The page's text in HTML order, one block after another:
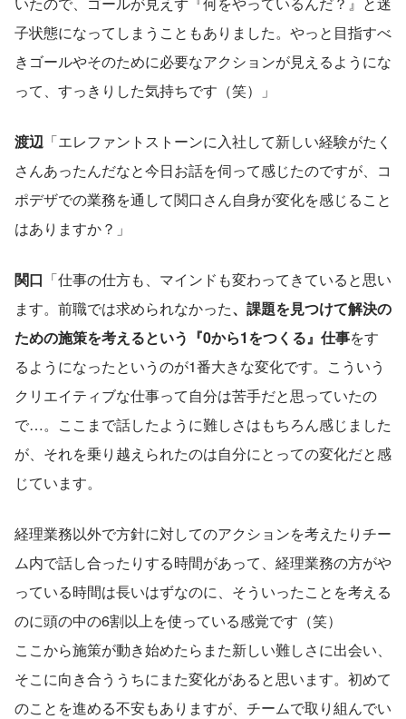
子状態になってしまうこともありました。やっと目指すべ
きゴールやそのために必要なアクションが見えるようにな
って、すっきりした気持ちです（笑）」
渡辺 「エレファントストーンに入社して新しい経験がたく
さんあったんだなと今日お話を伺って感じたのですが、コ
ポデザでの業務を通して関口さん自身が変化を感じること
はありますか？」
関口 「仕事の仕方も、マインドも変わってきていると思い
ます。前職では求められなかった、課題を見つけて解決の
ための施策を考えるという『0から1をつくる』仕事をす
るようになったというのが1番大きな変化です。こういう
クリエイティブな仕事って自分は苦手だと思っていたの
で…。ここまで話したように難しさはもちろん感じました
が、それを乗り越えられたのは自分にとっての変化だと感
じています。
経理業務以外で方針に対してのアクションを考えたりチー
ム内で話し合ったりする時間があって、経理業務の方がや
っている時間は長いはずなのに、そういったことを考える
のに頭の中の6割以上を使っている感覚です（笑）
ここから施策が動き始めたらまた新しい難しさに出会い、
そこに向き合ううちにまた変化があると思います。初めて
のことを進める不安もありますが、チームで取り組んでい